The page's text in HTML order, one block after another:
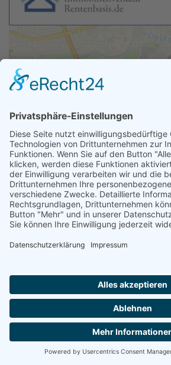
Daheim e.V. Hausgemeinschaft
33332 GÜTERSLOH
Sie suchen einen Platz in einer
Wir sind auch telefonisch für Sie
Montag-Freitag von 8:00 -
0800 800 666 0